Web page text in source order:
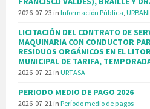
2026-07-23 in Información Pública,
LICITACIÓN DEL CONTRATO DE
MAQUINARIA CON CONDUCTOR
RESIDUOS ORGÁNICOS EN EL
MUNICIPAL DE TARIFA,
2026-07-22 in URTASA
PERIODO MEDIO DE PAGO 2026
2026-07-21 in Período medio de pagos